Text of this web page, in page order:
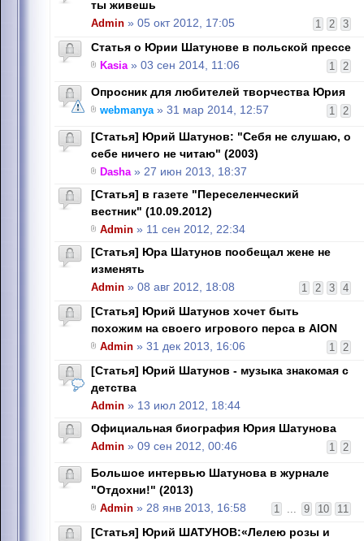
ты живешь
1 2 3
Admin » 05 окт 2012, 17:05
Статья о Юрии Шатунове в польской прессе
1 2
Kasia» 03 сен 2014, 11:06
Опросник для любителей творчества Юрия
1 2
webmanya» 31 мар 2014, 12:57
[Статья] Юрий Шатунов: "Себя не слушаю, о
себе ничего не читаю" (2003)
Dasha» 27 июн 2013, 18:37
[Статья] в газете "Переселенческий
вестник" (10.09.2012)
Admin » 11 сен 2012, 22:34
[Статья] Юра Шатунов пообещал жене не
изменять
1 2 3 4
Admin » 08 авг 2012, 18:08
[Статья] Юрий Шатунов хочет быть
похожим на своего игрового перса в AION
1 2
Admin » 31 дек 2013, 16:06
[Статья] Юрий Шатунов - музыка знакомая с
детства
Admin » 13 июл 2012, 18:44
Официальная биография Юрия Шатунова
1 2
Admin » 09 сен 2012, 00:46
Большое интервью Шатунова в журнале
"Отдохни!" (2013)
1 ... 9 10 11
Admin » 28 янв 2013, 16:58
[Статья] Юрий ШАТУНОВ:«Лелею розы и